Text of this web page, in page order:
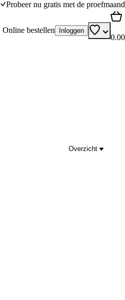
Probeer nu gratis met de proefmaand
Online bestellen Inloggen
0.00
Overzicht